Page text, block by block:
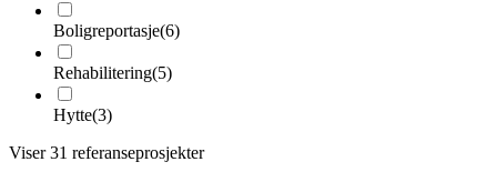
Boligreportasje(6)
Rehabilitering(5)
Hytte(3)
Viser31 referanseprosjekter